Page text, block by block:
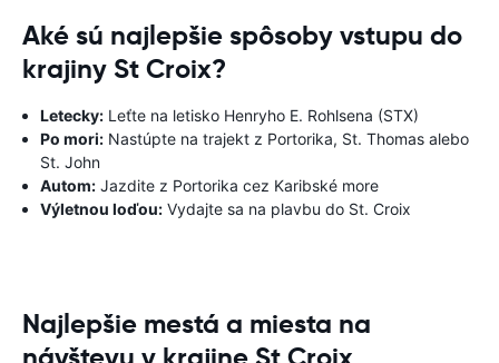
Aké sú najlepšie spôsoby vstupu do
krajiny St Croix?
Letecky: Leťte na letisko Henryho E. Rohlsena (STX)
Po mori: Nastúpte na trajekt z Portorika, St. Thomas alebo
St. John
Autom: Jazdite z Portorika cez Karibské more
Výletnou loďou: Vydajte sa na plavbu do St. Croix
Najlepšie mestá a miesta na